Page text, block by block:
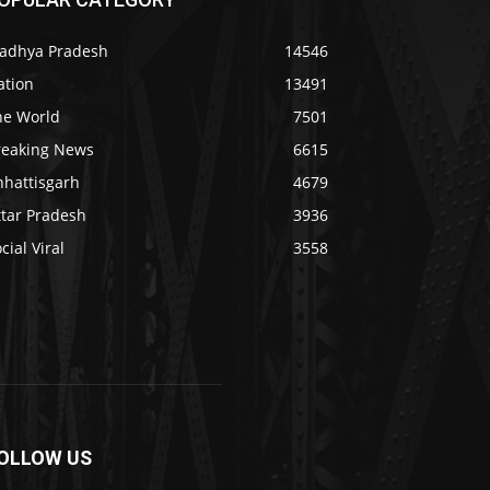
Pradesh
14546
13491
World
7501
News
6615
4679
Pradesh
3936
Viral
3558
US